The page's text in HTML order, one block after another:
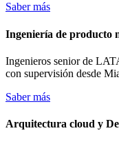
Saber más
Ingeniería de producto
Ingenieros senior de
con supervisión desde
Saber más
Arquitectura cloud y